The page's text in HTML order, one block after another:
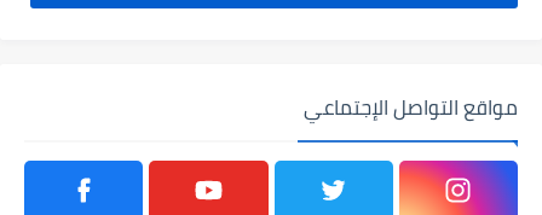
مواقع التواصل الإجتماعي